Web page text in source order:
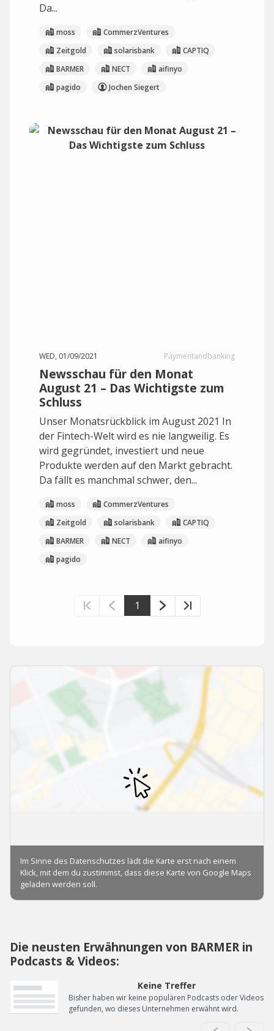
Da...
moss
CommerzVentures
Zeitgold
solarisbank
CAPTIQ
BARMER
NECT
aifinyo
pagido
Jochen Siegert
WED, 01/09/2021 Paymentandbanking
Newsschau für den Monat
August 21 – Das Wichtigste zum
Schluss
Unser Monatsrückblick im August 2021 In
der Fintech-Welt wird es nie langweilig. Es
wird gegründet, investiert und neue
Produkte werden auf den Markt gebracht.
Da fällt es manchmal schwer, den...
moss
CommerzVentures
Zeitgold
solarisbank
CAPTIQ
BARMER
NECT
aifinyo
pagido
1
Die neusten Erwähnungen von BARMER in
Podcasts & Videos:
Keine Treffer
Bisher haben wir keine populären Podcasts oder Videos
gefunden, wo dieses Unternehmen erwähnt wird.